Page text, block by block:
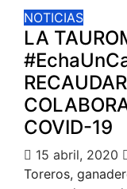
NOTICIAS
LA
COVID-19
15 abril, 2020
Toreros,